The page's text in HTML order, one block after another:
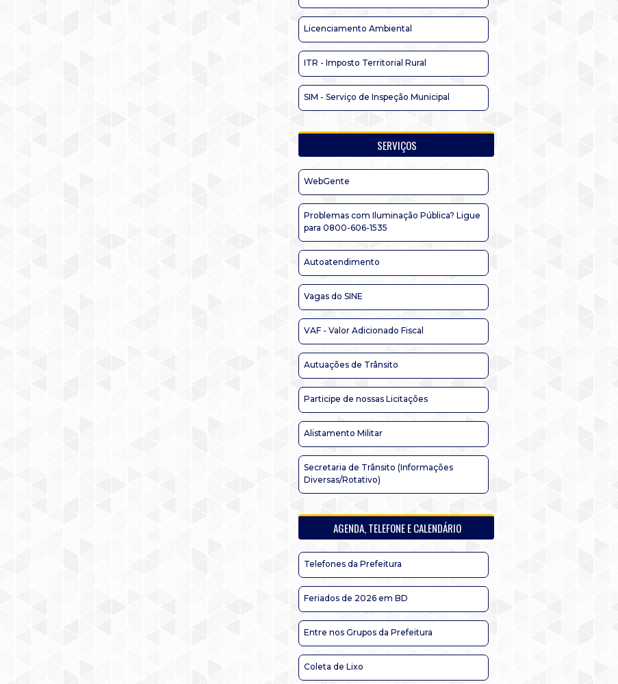
Licenciamento Ambiental
ITR - Imposto Territorial Rural
SIM - Serviço de Inspeção Municipal
SERVIÇOS
WebGente
Problemas com Iluminação Pública? Ligue
para 0800-606-1535
Autoatendimento
Vagas do SINE
VAF - Valor Adicionado Fiscal
Autuações de Trânsito
Participe de nossas Licitações
Alistamento Militar
Secretaria de Trânsito (Informações
Diversas/Rotativo)
AGENDA, TELEFONE E CALENDÁRIO
Telefones da Prefeitura
Feriados de 2026 em BD
Entre nos Grupos da Prefeitura
Coleta de Lixo